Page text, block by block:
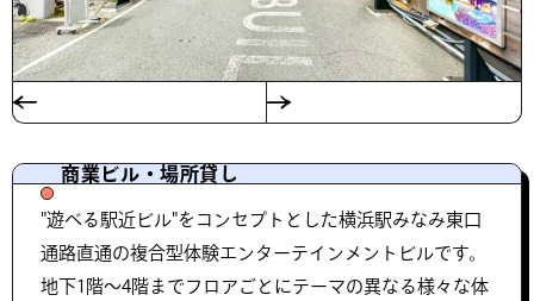
商業ビル・場所貸し
"遊べる駅近ビル"をコンセプトとした横浜駅みなみ東口
通路直通の複合型体験エンターテインメントビルです。
地下1階〜4階までフロアごとにテーマの異なる様々な体